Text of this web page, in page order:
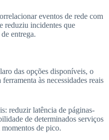
eventos de rede com
reduziu incidentes que
entrega.
das opções disponíveis, o
às necessidades reais
reduzir latência de páginas-
de determinados serviços
de pico.